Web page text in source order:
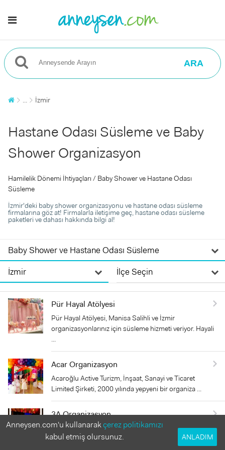
ARA
... İzmir
Hastane Odası Süsleme ve Baby
Shower Organizasyon
Hamilelik Dönemi İhtiyaçları / Baby Shower ve Hastane Odası
Süsleme
İzmir'deki baby shower organizasyonu ve hastane odası süsleme
firmalarına göz at! Firmalarla iletişime geç, hastane odası süsleme
paketleri ve dahası hakkında bilgi al!
Pür Hayal Atölyesi
Pür Hayal Atölyesi, Manisa Salihli ve İzmir
organizasyonlarınız için süsleme hizmeti veriyor. Hayali
...
Acar Organizasyon
Acaroğlu Active Turizm, İnşaat, Sanayi ve Ticaret
Limited Şirketi, 2000 yılında yepyeni bir organiza ...
3A Organizasyon
Yaratıcı tasarım ve etkili planlamalarda tüm
organizasyonu daima hatırlanacak güzel günlere
Anneysen.com'u kullanarakçerez politikamızı
kabul etmiş olursunuz.
ANLADIM